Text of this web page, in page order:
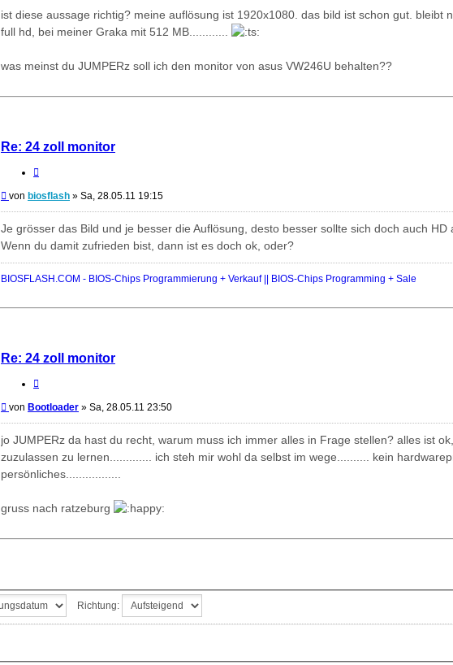
ist diese aussage richtig? meine auflösung ist 1920x1080. das bild ist schon gut. bleibt
full hd, bei meiner Graka mit 512 MB............
was meinst du JUMPERz soll ich den monitor von asus VW246U behalten??
Re: 24 zoll monitor
Beitrag
von biosflash » Sa, 28.05.11 19:15
Je grösser das Bild und je besser die Auflösung, desto besser sollte sich doch auch HD
Wenn du damit zufrieden bist, dann ist es doch ok, oder?
BIOSFLASH.COM - BIOS-Chips Programmierung + Verkauf || BIOS-Chips Programming + Sale
Re: 24 zoll monitor
Beitrag
von Bootloader » Sa, 28.05.11 23:50
jo JUMPERz da hast du recht, warum muss ich immer alles in Frage stellen? alles ist
zuzulassen zu lernen............. ich steh mir wohl da selbst im wege.......... kein
persönliches.................
gruss nach ratzeburg
Richtung: